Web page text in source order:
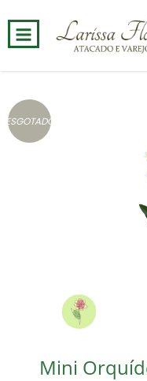
ESGOTADO
Mini